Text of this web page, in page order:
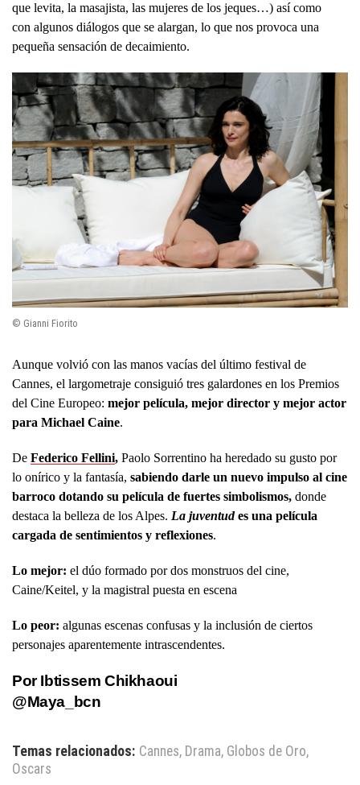
que levita, la masajista, las mujeres de los jeques…) así como
con algunos diálogos que se alargan, lo que nos provoca una
pequeña sensación de decaimiento.
© Gianni Fiorito
Aunque volvió con las manos vacías del último festival de
Cannes, el largometraje consiguió tres galardones en los Premios
del Cine Europeo: mejor película, mejor director y mejor actor
para Michael Caine.
De Federico Fellini, Paolo Sorrentino ha heredado su gusto por
lo onírico y la fantasía, sabiendo darle un nuevo impulso al cine
barroco dotando su película de fuertes simbolismos, donde
destaca la belleza de los Alpes. La juventudes una película
cargada de sentimientos y reflexiones.
Lo mejor: el dúo formado por dos monstruos del cine,
Caine/Keitel, y la magistral puesta en escena
Lo peor: algunas escenas confusas y la inclusión de ciertos
personajes aparentemente intrascendentes.
Por Ibtissem Chikhaoui
@Maya_bcn
Temas relacionados: Cannes, Drama, Globos de Oro,
Oscars